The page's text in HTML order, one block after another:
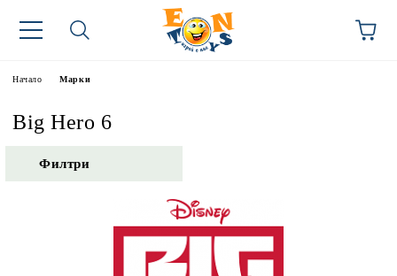
Начало Марки
Big Hero 6
Филтри